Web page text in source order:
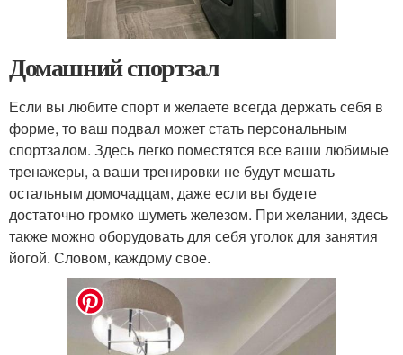
Домашний спортзал
Если вы любите спорт и желаете всегда держать себя в
форме, то ваш подвал может стать персональным
спортзалом. Здесь легко поместятся все ваши любимые
тренажеры, а ваши тренировки не будут мешать
остальным домочадцам, даже если вы будете
достаточно громко шуметь железом. При желании, здесь
также можно оборудовать для себя уголок для занятия
йогой. Словом, каждому свое.